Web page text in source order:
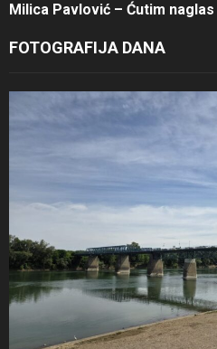
Milica Pavlović – Ćutim naglas
FOTOGRAFIJA DANA